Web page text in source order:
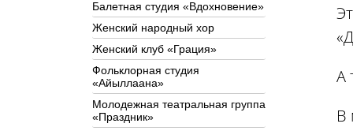
Балетная студия «Вдохновение»
Женский народный хор
Женский клуб «Грация»
Фольклорная студия
«Айыллаана»
Молодежная театральная группа
«Праздник»
А
В